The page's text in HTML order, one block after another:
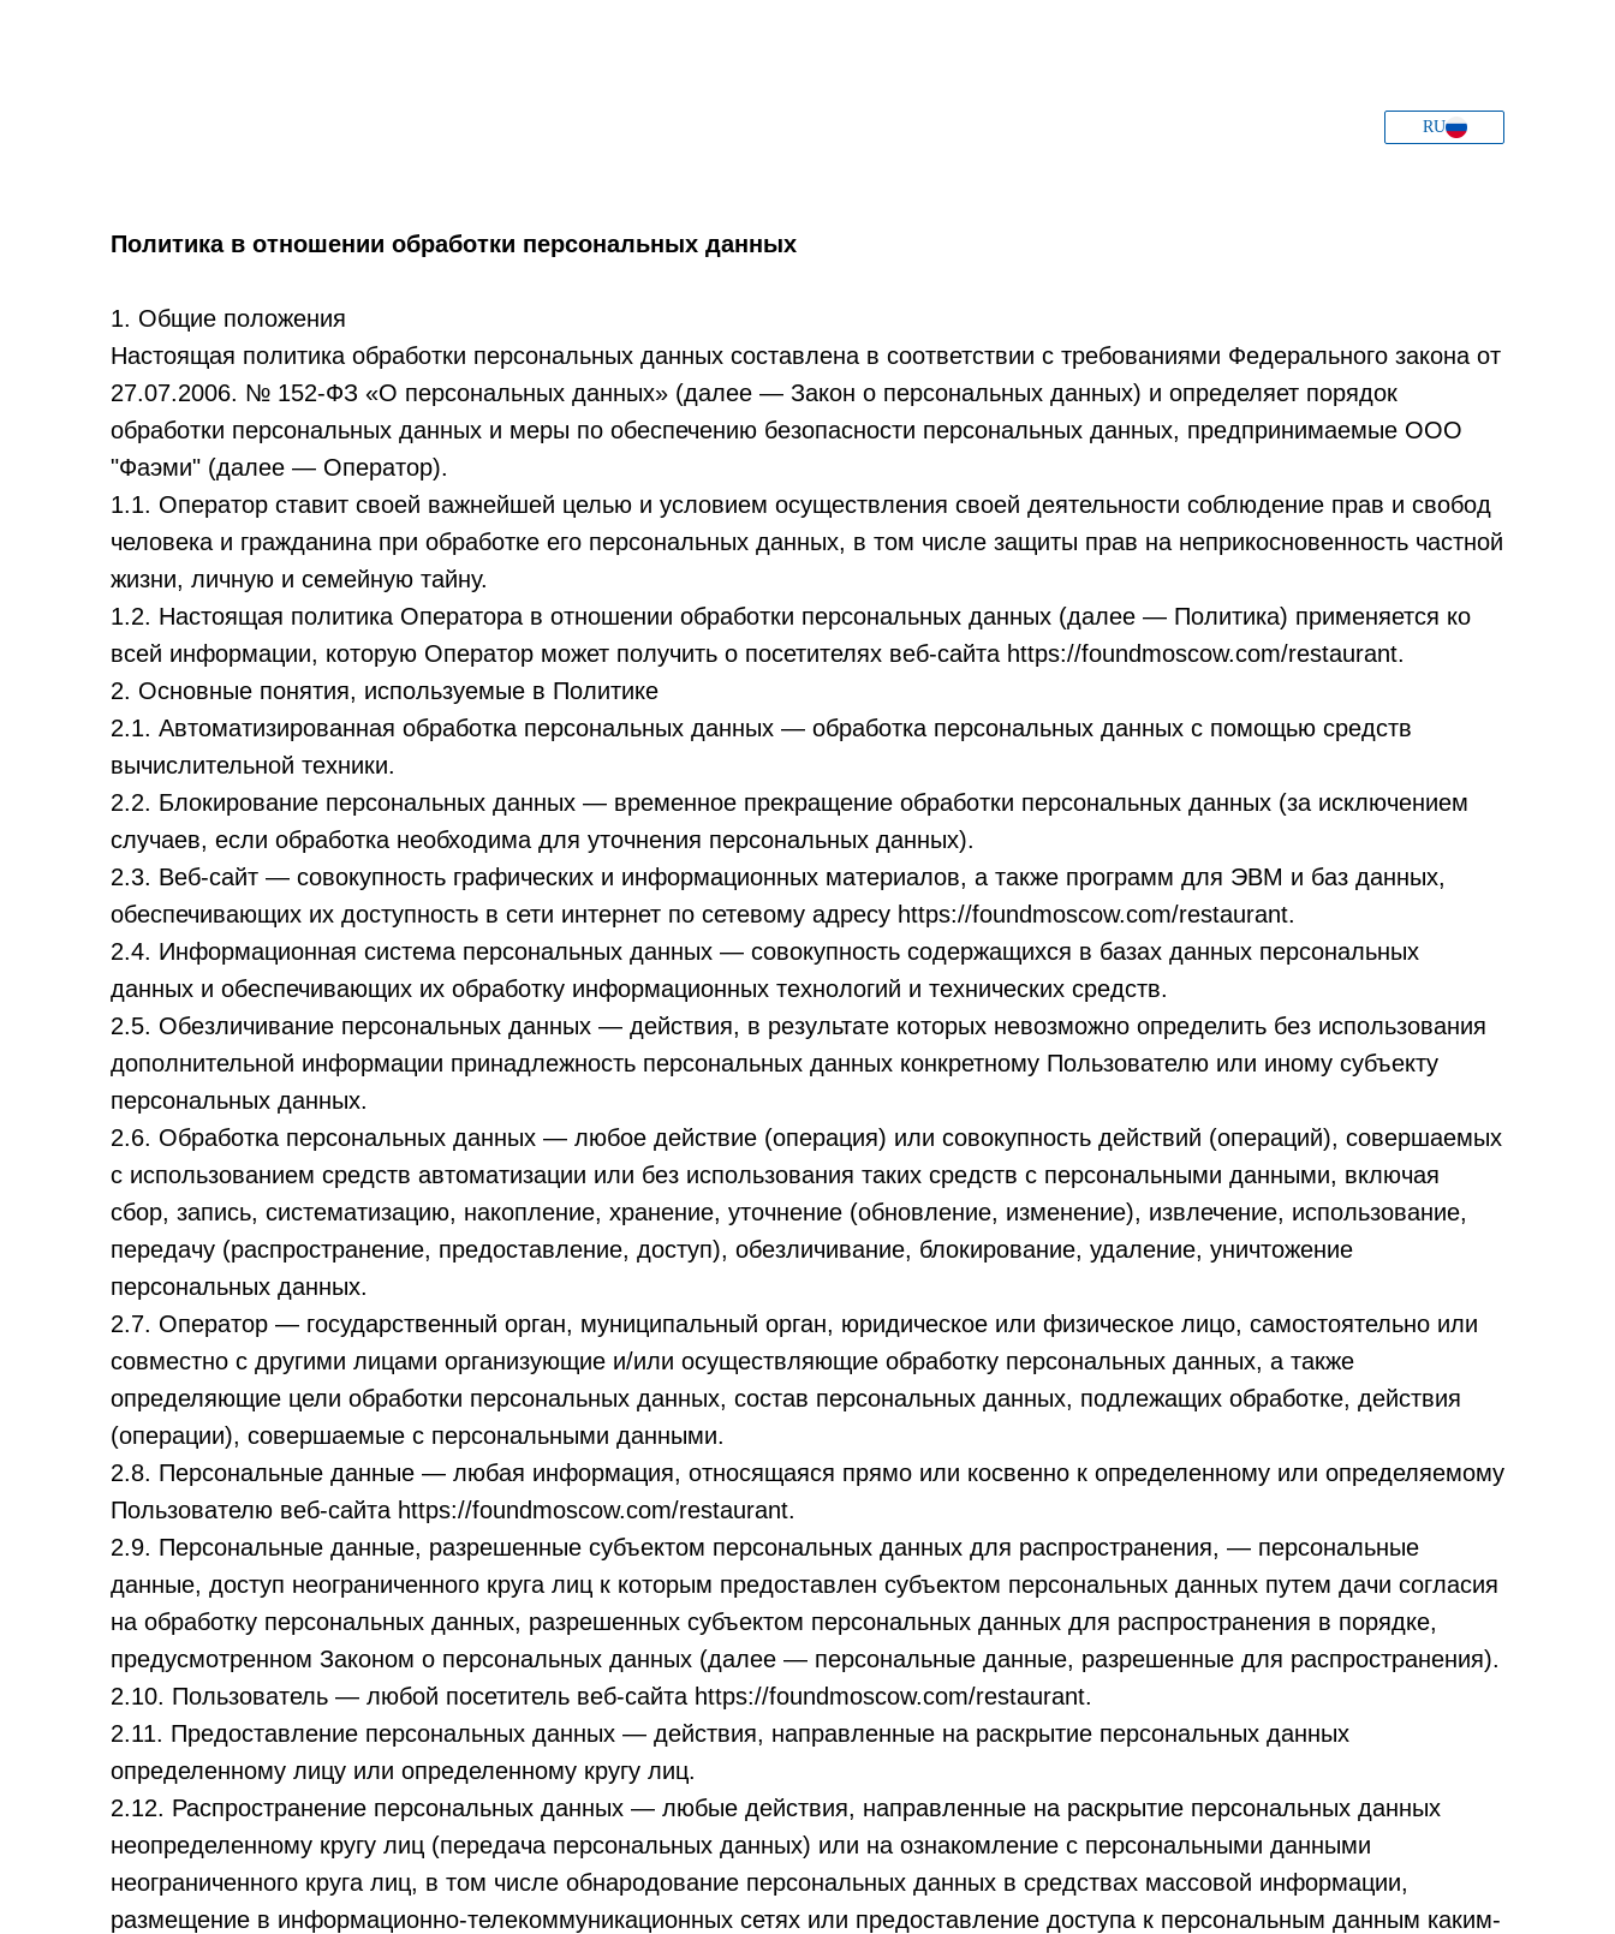
RU
Политика в отношении обработки персональных данных
1. Общие положения
Настоящая политика обработки персональных данных составлена в соответствии с требованиями Федерального закона от
27.07.2006. № 152-ФЗ «О персональных данных» (далее — Закон о персональных данных) и определяет порядок
обработки персональных данных и меры по обеспечению безопасности персональных данных, предпринимаемые ООО
"Фаэми" (далее — Оператор).
1.1. Оператор ставит своей важнейшей целью и условием осуществления своей деятельности соблюдение прав и свобод
человека и гражданина при обработке его персональных данных, в том числе защиты прав на неприкосновенность частной
жизни, личную и семейную тайну.
1.2. Настоящая политика Оператора в отношении обработки персональных данных (далее — Политика) применяется ко
всей информации, которую Оператор может получить о посетителях веб-сайта https://foundmoscow.com/restaurant.
2. Основные понятия, используемые в Политике
2.1. Автоматизированная обработка персональных данных — обработка персональных данных с помощью средств
вычислительной техники.
2.2. Блокирование персональных данных — временное прекращение обработки персональных данных (за исключением
случаев, если обработка необходима для уточнения персональных данных).
2.3. Веб-сайт — совокупность графических и информационных материалов, а также программ для ЭВМ и баз данных,
обеспечивающих их доступность в сети интернет по сетевому адресу https://foundmoscow.com/restaurant.
2.4. Информационная система персональных данных — совокупность содержащихся в базах данных персональных
данных и обеспечивающих их обработку информационных технологий и технических средств.
2.5. Обезличивание персональных данных — действия, в результате которых невозможно определить без использования
дополнительной информации принадлежность персональных данных конкретному Пользователю или иному субъекту
персональных данных.
2.6. Обработка персональных данных — любое действие (операция) или совокупность действий (операций), совершаемых
с использованием средств автоматизации или без использования таких средств с персональными данными, включая
сбор, запись, систематизацию, накопление, хранение, уточнение (обновление, изменение), извлечение, использование,
передачу (распространение, предоставление, доступ), обезличивание, блокирование, удаление, уничтожение
персональных данных.
2.7. Оператор — государственный орган, муниципальный орган, юридическое или физическое лицо, самостоятельно или
совместно с другими лицами организующие и/или осуществляющие обработку персональных данных, а также
определяющие цели обработки персональных данных, состав персональных данных, подлежащих обработке, действия
(операции), совершаемые с персональными данными.
2.8. Персональные данные — любая информация, относящаяся прямо или косвенно к определенному или определяемому
Пользователю веб-сайта https://foundmoscow.com/restaurant.
2.9. Персональные данные, разрешенные субъектом персональных данных для распространения, — персональные
данные, доступ неограниченного круга лиц к которым предоставлен субъектом персональных данных путем дачи согласия
на обработку персональных данных, разрешенных субъектом персональных данных для распространения в порядке,
предусмотренном Законом о персональных данных (далее — персональные данные, разрешенные для распространения).
2.10. Пользователь — любой посетитель веб-сайта https://foundmoscow.com/restaurant.
2.11. Предоставление персональных данных — действия, направленные на раскрытие персональных данных
определенному лицу или определенному кругу лиц.
2.12. Распространение персональных данных — любые действия, направленные на раскрытие персональных данных
неопределенному кругу лиц (передача персональных данных) или на ознакомление с персональными данными
неограниченного круга лиц, в том числе обнародование персональных данных в средствах массовой информации,
размещение в информационно-телекоммуникационных сетях или предоставление доступа к персональным данным каким-